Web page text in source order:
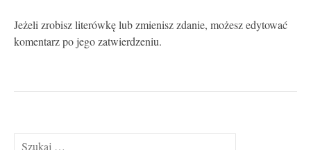
Jeżeli zrobisz literówkę lub zmienisz zdanie, możesz edytować
komentarz po jego zatwierdzeniu.
Szukaj: